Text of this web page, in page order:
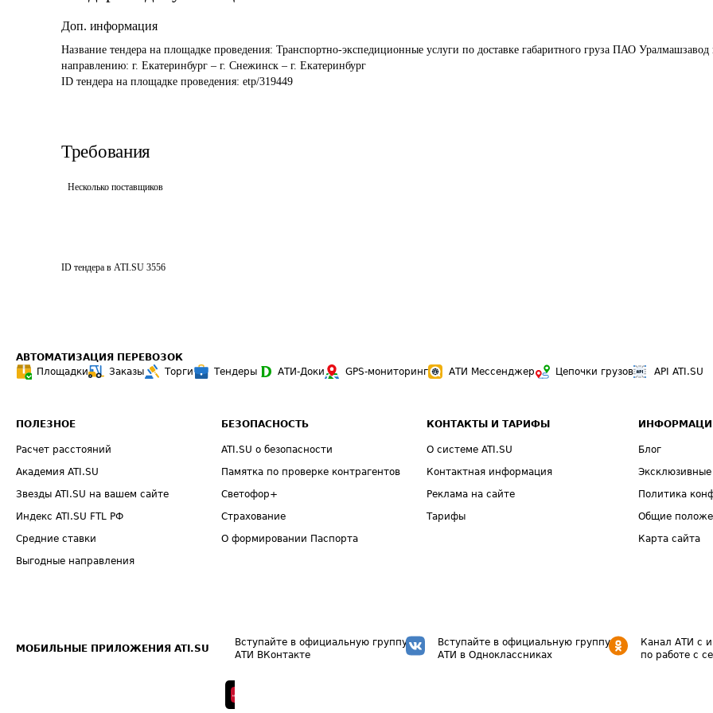
Доп. информация
Название тендера на площадке проведения: Транспортно-экспедиционные услуги по доставке габаритного груза ПАО
направлению: г. Екатеринбург – г. Снежинск – г. Екатеринбург
ID тендера на площадке проведения: etp/319449
Требования
Несколько поставщиков
ID тендера в ATI.SU 3556
АВТОМАТИЗАЦИЯ ПЕРЕВОЗОК
Площадки
Заказы Торги Тендеры АТИ-Доки GPS-мониторинг АТИ Мессенджер Цепочки грузов API ATI.SU
ПОЛЕЗНОЕ
Расчет расстояний
Академия ATI.SU
Звезды ATI.SU на вашем сайте
Индекс ATI.SU FTL РФ
Средние ставки
Выгодные направления
БЕЗОПАСНОСТЬ
ATI.SU о безопасности
Памятка по проверке контрагентов
Светофор+
Страхование
О формировании Паспорта
КОНТАКТЫ И ТАРИФЫ
О системе ATI.SU
Контактная информация
Реклама на сайте
Тарифы
Блог
Политика
Общие
Карта сайта
МОБИЛЬНЫЕ ПРИЛОЖЕНИЯ ATI.SU
Вступайте в официальную группу
АТИ ВКонтакте
Вступайте в официальную группу
АТИ в Одноклассниках
Канал АТИ с
по работе с